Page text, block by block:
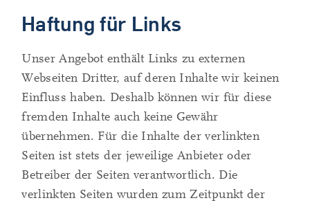
Haftung für Links
Unser Angebot enthält Links zu externen
Webseiten Dritter, auf deren Inhalte wir keinen
Einfluss haben. Deshalb können wir für diese
fremden Inhalte auch keine Gewähr
übernehmen. Für die Inhalte der verlinkten
Seiten ist stets der jeweilige Anbieter oder
Betreiber der Seiten verantwortlich. Die
verlinkten Seiten wurden zum Zeitpunkt der